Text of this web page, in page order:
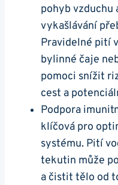
pohyb vzduchu
vykašlávání
⁤Pravidelné pití
⁤bylinné čaje
pomoci snížit
cest a
Podpora
‌klíčová pro‍
systému. Pití
tekutin může
a čistit tělo od